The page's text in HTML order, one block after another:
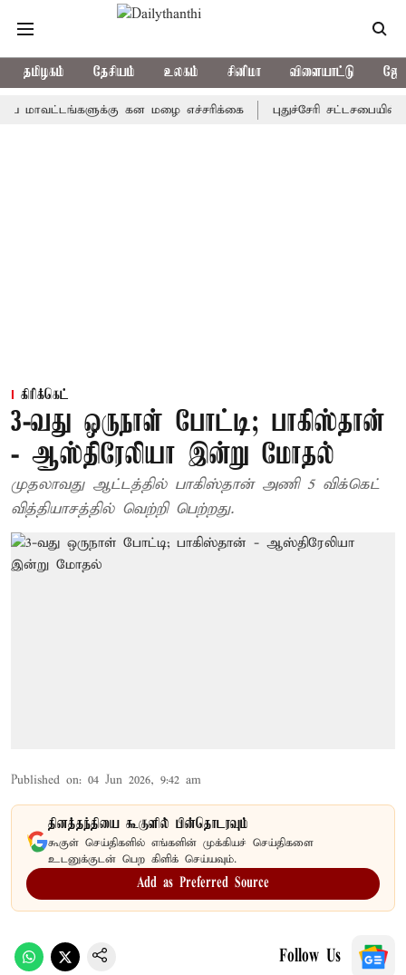
தமிழகம் தேசியம் உலகம் சினிமா விளையாட்டு
கன மழை எச்சரிக்கை புதுச்சேரி சட்டசபையில்
கிரிக்கெட்
3-வது ஒருநாள் போட்டி; பாகிஸ்தான்
- ஆஸ்திரேலியா இன்று மோதல்
முதலாவது ஆட்டத்தில் பாகிஸ்தான் அணி 5 விக்கெட்
வித்தியாசத்தில் வெற்றி பெற்றது.
Published on: 04 Jun 2026, 9:42 am
தினத்தந்தியை கூகுளில் பின்தொடரவும்
கூகுள் செய்திகளில் எங்களின் முக்கியச் செய்திகளை
உடனுக்குடன் பெற கிளிக் செய்யவும்.
Add as Preferred Source
Follow Us